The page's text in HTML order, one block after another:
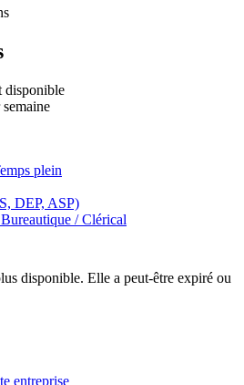
disponible
plein
DEP, ASP)
/ Clérical
disponible. Elle a peut-être expiré ou
entreprise